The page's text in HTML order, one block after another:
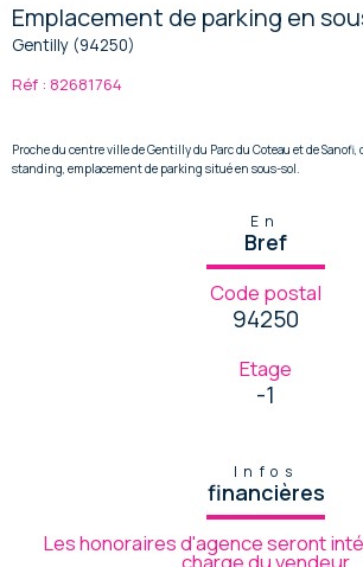
Emplacement de parking en
Gentilly (94250)
Réf : 82681764
Proche du centre ville de Gentilly du Parc du Coteau et de
standing, emplacement de parking situé en sous-sol.
En
Bref
Code postal
94250
Etage
-1
Infos
financières
Les honoraires d'agence seront